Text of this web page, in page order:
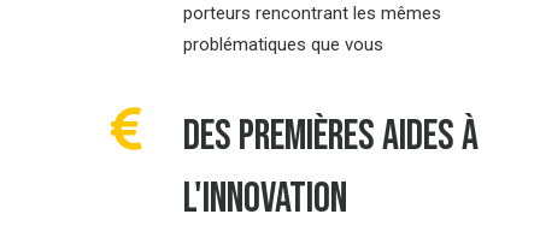
porteurs rencontrant les mêmes
problématiques que vous
Des premières aides à
l'innovation